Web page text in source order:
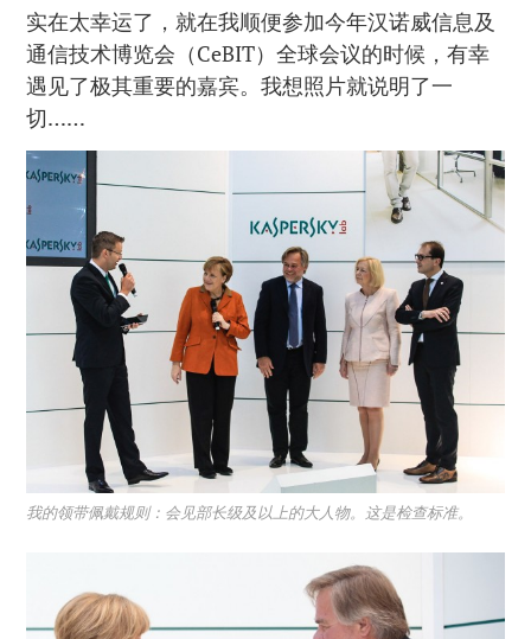
实在太幸运了，就在我顺便参加今年汉诺威信息及
通信技术博览会（CeBIT）全球会议的时候，有幸
遇见了极其重要的嘉宾。我想照片就说明了一
切……
我的领带佩戴规则：会见部长级及以上的大人物。这是检查标准。